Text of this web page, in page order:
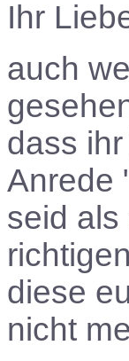
Ihr
auch
dass
Anrede
seid als
diese
nicht